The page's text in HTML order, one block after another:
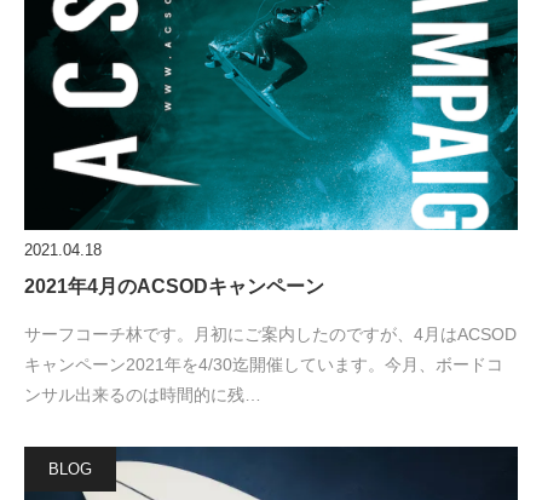
2021.04.18
2021年4月のACSODキャンペーン
サーフコーチ林です。月初にご案内したのですが、4月はACSOD
キャンペーン2021年を4/30迄開催しています。今月、ボードコ
ンサル出来るのは時間的に残…
BLOG